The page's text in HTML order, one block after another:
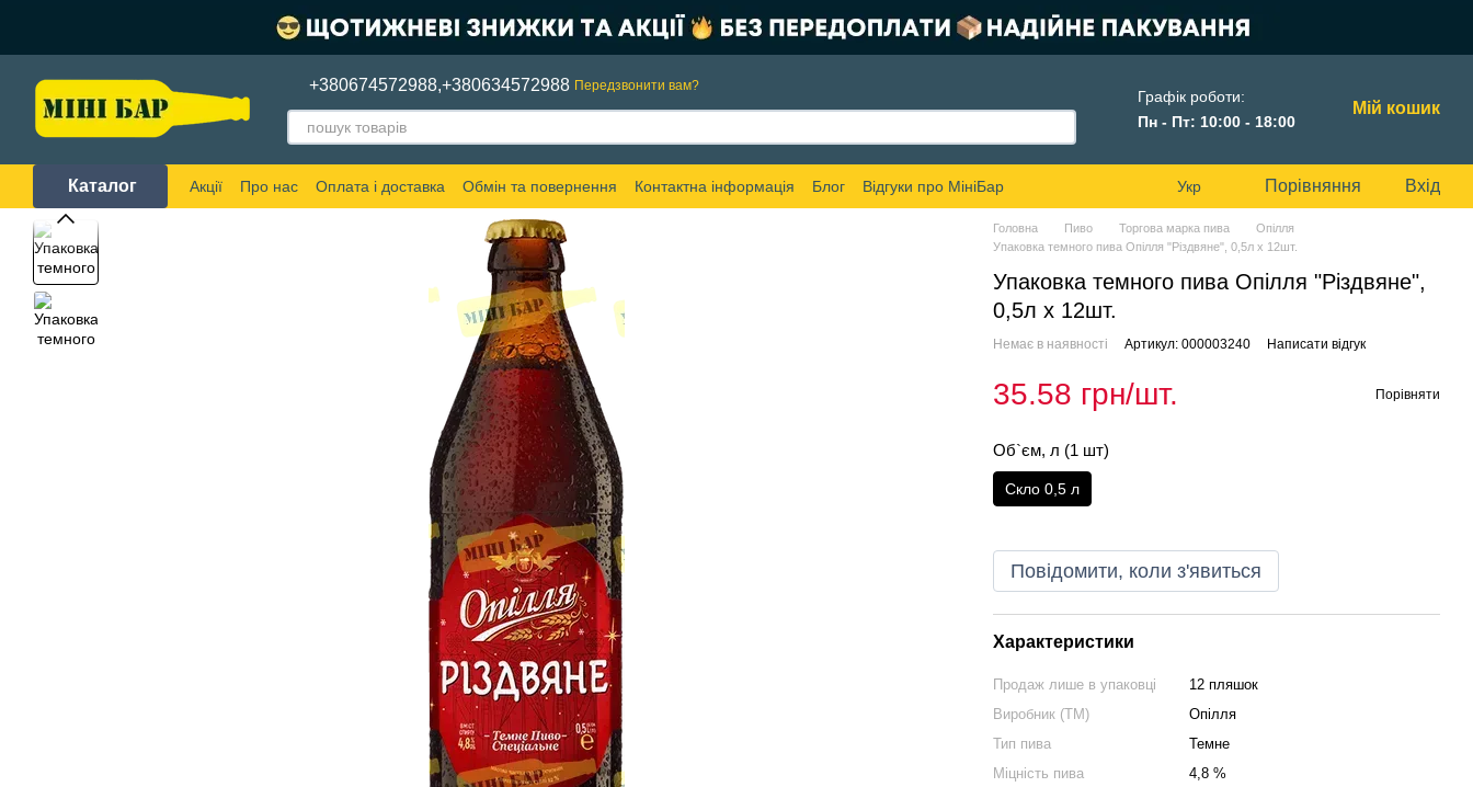
+380674572988,+380634572988 Передзвонити вам?
Графік роботи:
Пн - Пт: 10:00 - 18:00
Мій кошик
Каталог Акції Про нас Оплата і доставка Обмін та повернення Контактна інформація Блог Відгуки про МініБар Укр Порівняння Вхід
Головна Пиво Торгова марка пива
Опілля
Упаковка темного пива Опілля "Різдвяне", 0,5л х 12шт.
Упаковка темного пива Опілля "Різдвяне",
0,5л х 12шт.
Немає в наявності Артикул: 000003240 Написати відгук
35.58 грн/шт. Порівняти
Об`єм, л (1 шт)
Скло 0,5 л
Повідомити, коли з'явиться
Характеристики
Продаж лише в упаковці
12 пляшок
Виробник (ТМ)
Опілля
Тип пива
Темне
Міцність пива
4,8 %